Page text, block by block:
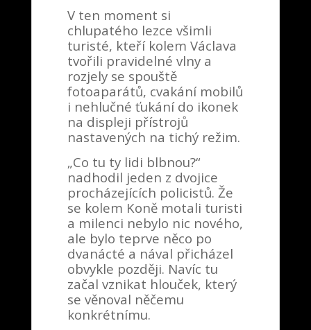
V ten moment si
chlupatého lezce všimli
turisté, kteří kolem Václava
tvořili pravidelné vlny a
rozjely se spouště
fotoaparátů, cvakání mobilů
i nehlučné ťukání do ikonek
na displeji přístrojů
nastavených na tichý režim.
„Co tu ty lidi blbnou?“
nadhodil jeden z dvojice
procházejících policistů. Že
se kolem Koně motali turisti
a milenci nebylo nic nového,
ale bylo teprve něco po
dvanácté a nával přicházel
obvykle později. Navíc tu
začal vznikat hlouček, který
se věnoval něčemu
konkrétnímu.